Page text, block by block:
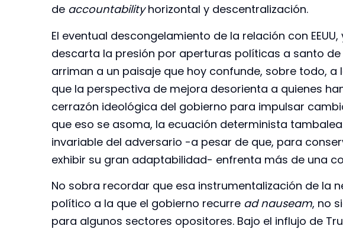
de accountabilityhorizontal y descentralización.
El eventual descongelamiento de la relación con
descarta la presión por aperturas políticas a santo
arriman a un paisaje que hoy confunde, sobre todo,
que la perspectiva de mejora desorienta a quienes
cerrazón ideológica del gobierno para impulsar
que eso se asoma, la ecuación determinista
invariable del adversario -a pesar de que, para
exhibir su gran adaptabilidad- enfrenta más de una
No sobra recordar que esa instrumentalización de la
político a la que el gobierno recurre ad nauseam, no
para algunos sectores opositores. Bajo el influjo de